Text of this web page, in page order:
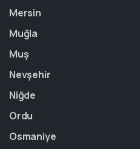
Mersin
Muğla
Muş
Nevşehir
Niğde
Ordu
Osmaniye